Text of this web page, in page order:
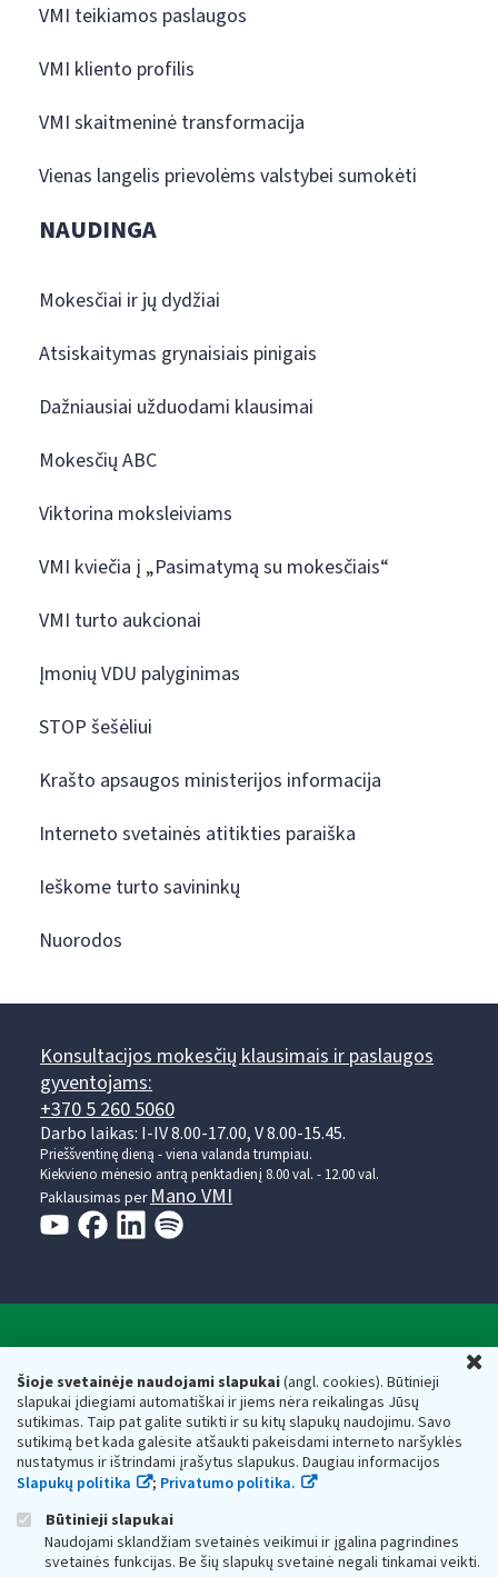
Šioje svetainėje naudojami slapukai(angl. cookies). Būtinieji
slapukai įdiegiami automatiškai ir jiems nėra reikalingas Jūsų
sutikimas. Taip pat galite sutikti ir su kitų slapukų naudojimu. Savo
sutikimą bet kada galėsite atšaukti pakeisdami interneto naršyklės
nustatymus ir ištrindami įrašytus slapukus. Daugiau informacijos
Slapukų politika
; Privatumo politika.
Būtinieji slapukai
Naudojami sklandžiam svetainės veikimui ir įgalina pagrindines
svetainės funkcijas. Be šių slapukų svetainė negali tinkamai veikti.
VMI teikiamos paslaugos
VMI kliento profilis
VMI skaitmeninė transformacija
Vienas langelis prievolėms valstybei sumokėti
NAUDINGA
Mokesčiai ir jų dydžiai
Atsiskaitymas grynaisiais pinigais
Dažniausiai užduodami klausimai
Mokesčių ABC
Viktorina moksleiviams
VMI kviečia į „Pasimatymą su mokesčiais“
VMI turto aukcionai
Įmonių VDU palyginimas
STOP šešėliui
Krašto apsaugos ministerijos informacija
Interneto svetainės atitikties paraiška
Ieškome turto savininkų
Nuorodos
Konsultacijos mokesčių klausimais ir paslaugos
gyventojams:
+370 5 260 5060
Darbo laikas: I-IV 8.00-17.00, V 8.00-15.45.
Prieššventinę dieną - viena valanda trumpiau.
Kiekvieno mėnesio antrą penktadienį 8.00 val. - 12.00 val.
Paklausimas per Mano VMI
Valstybinė mokesčių inspekcija prie Lietuvos
Respublikos finansų ministerijos
Biudžetinė įstaiga. Juridinio asmens kodas — 188659752,
adresas: Vasario 16-osios g. 14, 01107 Vilnius, Lietuva, el.paštas:
vmi@vmi.lt, E. pristatymo dėžutės adresas 188659752
Duomenys apie Valstybinę mokesčių inspekciją prie Lietuvos
Respublikos finansų ministerijos kaupiami ir saugomi Juridinių